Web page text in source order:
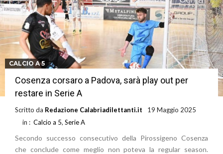
CALCIO A 5
Cosenza corsaro a Padova, sarà play out per
restare in Serie A
Scritto da Redazione Calabriadilettanti.it
19 Maggio 2025
in : Calcio a 5, Serie A
Secondo successo consecutivo della Pirossigeno Cosenza
che conclude come meglio non poteva la regular season.